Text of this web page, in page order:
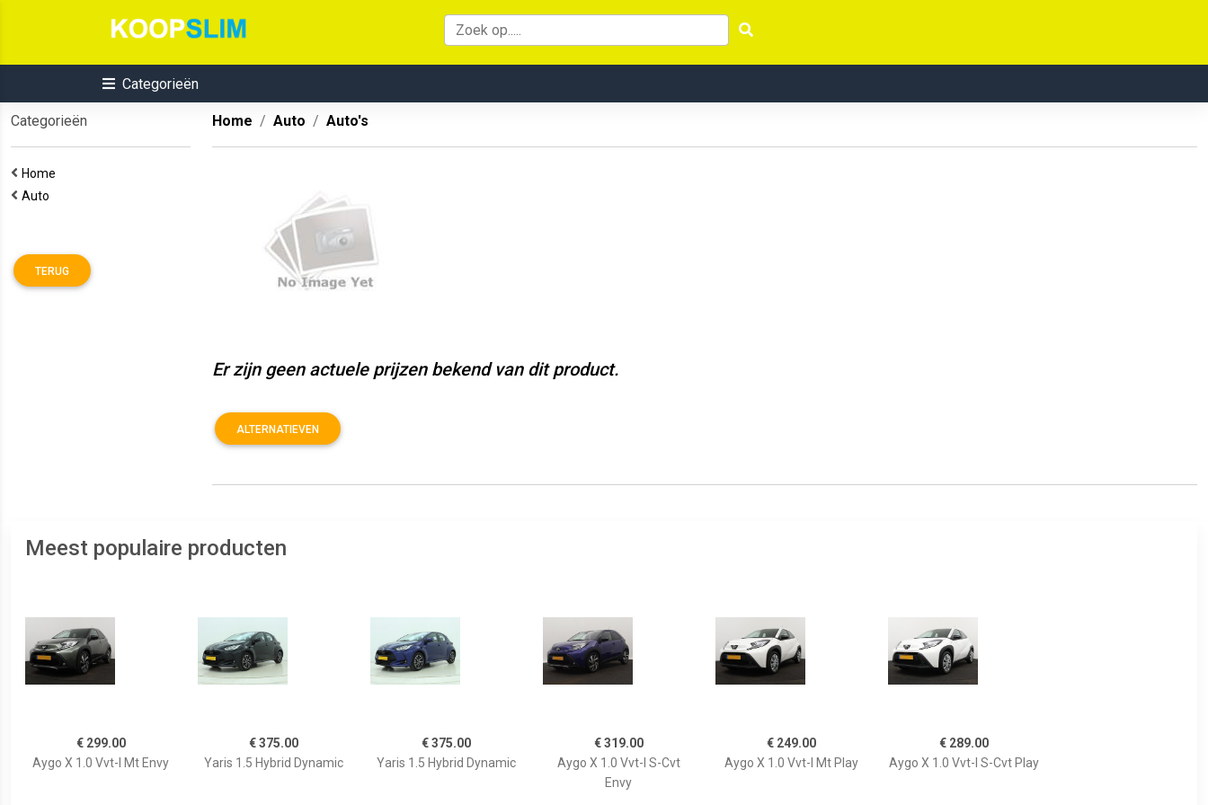
Categorieën
Categorieën
Home
Auto
TERUG
Home Auto Auto's
Er zijn geen actuele prijzen bekend van dit product.
ALTERNATIEVEN
Meest populaire producten
€ 299.00
Aygo X 1.0 Vvt-I Mt Envy
€ 375.00
Yaris 1.5 Hybrid Dynamic
€ 375.00
Yaris 1.5 Hybrid Dynamic
€ 319.00
Aygo X 1.0 Vvt-I S-Cvt
Envy
€ 249.00
Aygo X 1.0 Vvt-I Mt Play
€ 289.00
Aygo X 1.0 Vvt-I S-Cvt Play